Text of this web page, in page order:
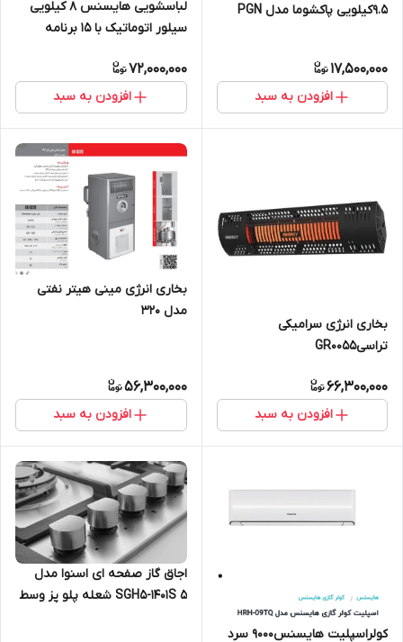
9.5کیلویی پاکشوما مدل PGN
17,500,000
افزودن به سبد
لباسشویی هایسنس 8 کیلویی
سیلور اتوماتیک با 15 برنامه
72,000,000
افزودن به سبد
بخاری انرژی سرامیکی
تراسیGR0055
66,300,000
افزودن به سبد
بخاری انرژی مینی هیتر نفتی
مدل 320
56,300,000
افزودن به سبد
کولراسپلیت هایسنس9000 سرد
اجاق گاز صفحه ای اسنوا مدل
SGH5-1401S ۵ شعله پلو پز وسط